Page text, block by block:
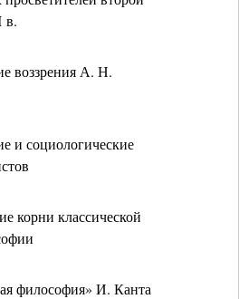
в.
воззрения А. Н.
и социологические
корни классической
философия» И. Канта